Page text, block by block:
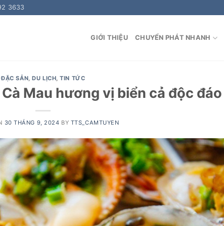
3633
GIỚI THIỆU CHUYỂN PHÁT NHANH
ĐẶC SẢN,DU LỊCH,TIN TỨC
Mau hương vị biển cả độc đáo
30 THÁNG 9, 2024 BY TTS_CAMTUYEN